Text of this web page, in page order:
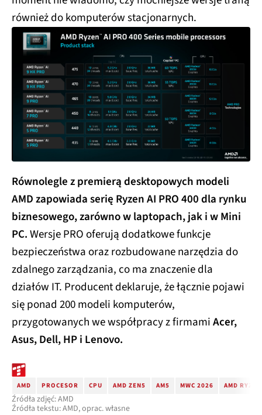
również do komputerów stacjonarnych.
Równolegle z premierą desktopowych modeli
AMD zapowiada serię Ryzen AI PRO 400 dla rynku
biznesowego, zarówno w laptopach, jak i w Mini
PC.Wersje PRO oferują dodatkowe funkcje
bezpieczeństwa oraz rozbudowane narzędzia do
zdalnego zarządzania, co ma znaczenie dla
działów IT. Producent deklaruje, że łącznie pojawi
się ponad 200 modeli komputerów,
przygotowanych we współpracy z firmamiAcer,
Asus, Dell, HP i Lenovo.
AMD PROCESOR CPU AMD ZEN5 AM5 MWC 2026 AMD
Źródła zdjęć: AMD
Źródła tekstu: AMD, oprac. własne